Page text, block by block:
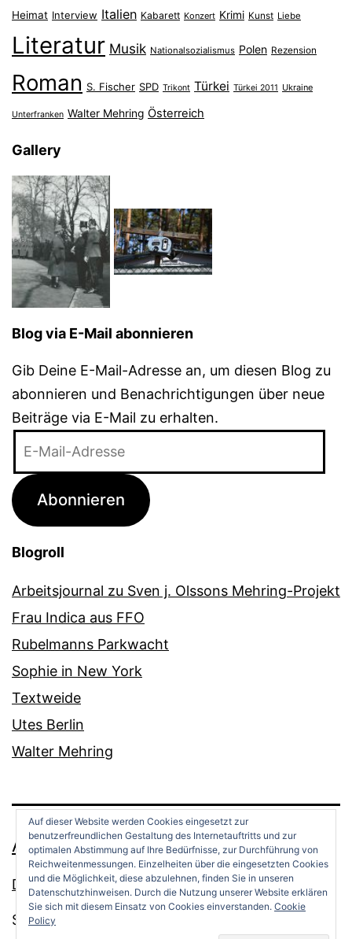
Heimat Interview Italien Kabarett Konzert Krimi Kunst Liebe
Literatur Musik Nationalsozialismus Polen Rezension
Roman S. Fischer SPD Trikont Türkei Türkei 2011 Ukraine
Unterfranken Walter Mehring Österreich
Gallery
Blog via E-Mail abonnieren
Gib Deine E-Mail-Adresse an, um diesen Blog zu
abonnieren und Benachrichtigungen über neue
Beiträge via E-Mail zu erhalten.
Adresse
Abonnieren
Blogroll
Arbeitsjournal zu Sven j. Olssons Mehring-Projekt
Frau Indica aus FFO
Rubelmanns Parkwacht
Sophie in New York
Textweide
Utes Berlin
Walter Mehring
ANDREAS OPPERMANN
Datenschutz
Stolz präsentiert von
Auf dieser Website werden Cookies eingesetzt zur
benutzerfreundlichen Gestaltung des Internetauftritts und zur
optimalen Abstimmung auf Ihre Bedürfnisse, zur Durchführung von
Reichweitenmessungen. Einzelheiten über die eingesetzten Cookies
und die Möglichkeit, diese abzulehnen, finden Sie in unseren
Datenschutzhinweisen. Durch die Nutzung unserer Website erklären
Sie sich mit diesem Einsatz von Cookies einverstanden. Cookie
Policy